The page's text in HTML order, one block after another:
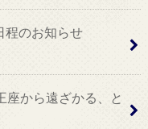
程のお知らせ
座から遠ざかる、と